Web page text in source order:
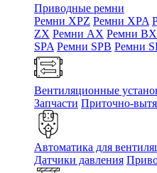
Приводные ремни
Ремни XPZ Ремни XPA
ZX Ремни AX Ремни BX
SPA Ремни SPB Ремни
Вентиляционные
Запчасти Приточно-
Автоматика для
Датчики давления